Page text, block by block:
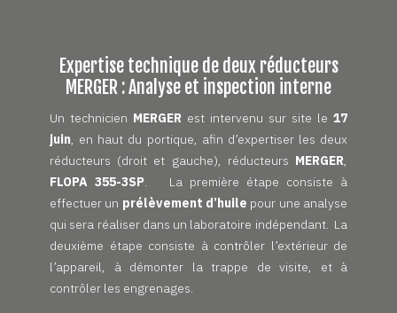
Expertise technique de deux réducteurs
MERGER : Analyse et inspection interne
Un technicien MERGER est intervenu sur site le 17
juin, en haut du portique, afin d’expertiser les deux
réducteurs (droit et gauche), réducteurs MERGER,
FLOPA 355-3SP. La première étape consiste à
effectuer un prélèvement d’huile pour une analyse
qui sera réaliser dans un laboratoire indépendant. La
deuxième étape consiste à contrôler l’extérieur de
l’appareil, à démonter la trappe de visite, et à
contrôler les engrenages.